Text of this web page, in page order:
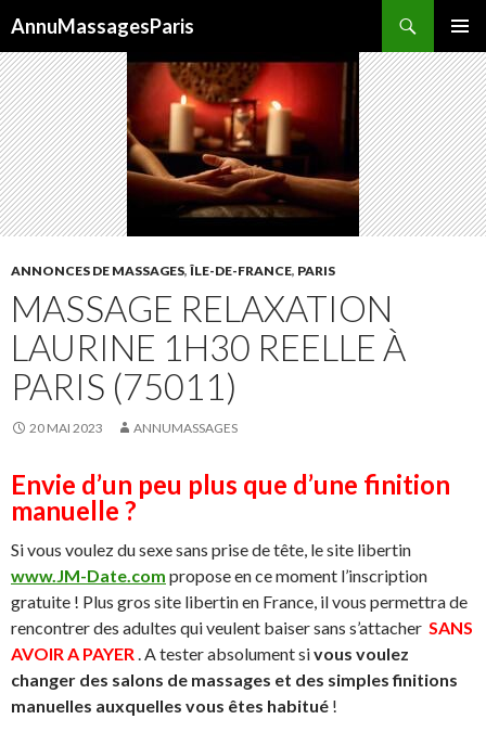
AnnuMassagesParis
MENU
AU
CONTENU
ANNONCES DE MASSAGES, ÎLE-DE-FRANCE, PARIS
MASSAGE RELAXATION
LAURINE 1H30 REELLE À
PARIS (75011)
20 MAI 2023 ANNUMASSAGES
Envie d’un peu plus que d’une finition
manuelle ?
Si vous voulez du sexe sans prise de tête, le site libertin
www.JM-Date.com propose en ce moment l’inscription
gratuite ! Plus gros site libertin en France, il vous permettra de
rencontrer des adultes qui veulent baiser sans s’attacher SANS
AVOIR A PAYER. A tester absolument sivous voulez
changer des salons de massages et des simples finitions
manuelles auxquelles vous êtes habitué !